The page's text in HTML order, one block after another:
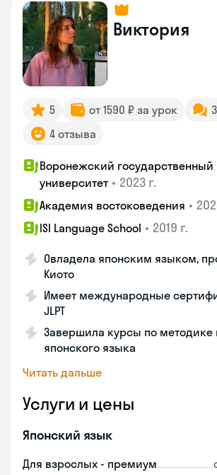
Виктория
5 от 1590 ₽ за урок
4 отзыва
Воронежский государственный
университет • 2023 г.
Академия востоковедения •
ISI Language School • 2019 г.
Овладела японским языком,
Киото
Имеет международные
JLPT
Завершила курсы по методике
японского языка
Читать дальше
Услуги и цены
Японский язык
Для взрослых - премиум